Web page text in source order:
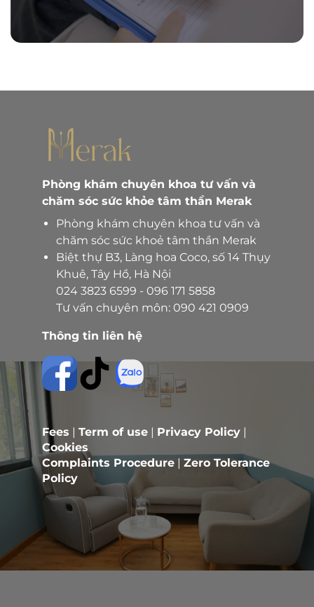
Phòng khám chuyên khoa tư vấn và
chăm sóc sức khỏe tâm thần Merak
Phòng khám chuyên khoa tư vấn và
chăm sóc sức khoẻ tâm thần Merak
Biệt thự B3, Làng hoa Coco, số 14 Thụy
Khuê, Tây Hồ, Hà Nội
024 3823 6599 - 096 171 5858
Tư vấn chuyên môn: 090 421 0909
Thông tin liên hệ
Fees | Term of use | Privacy Policy |
Cookies
Complaints Procedure | Zero Tolerance
Policy